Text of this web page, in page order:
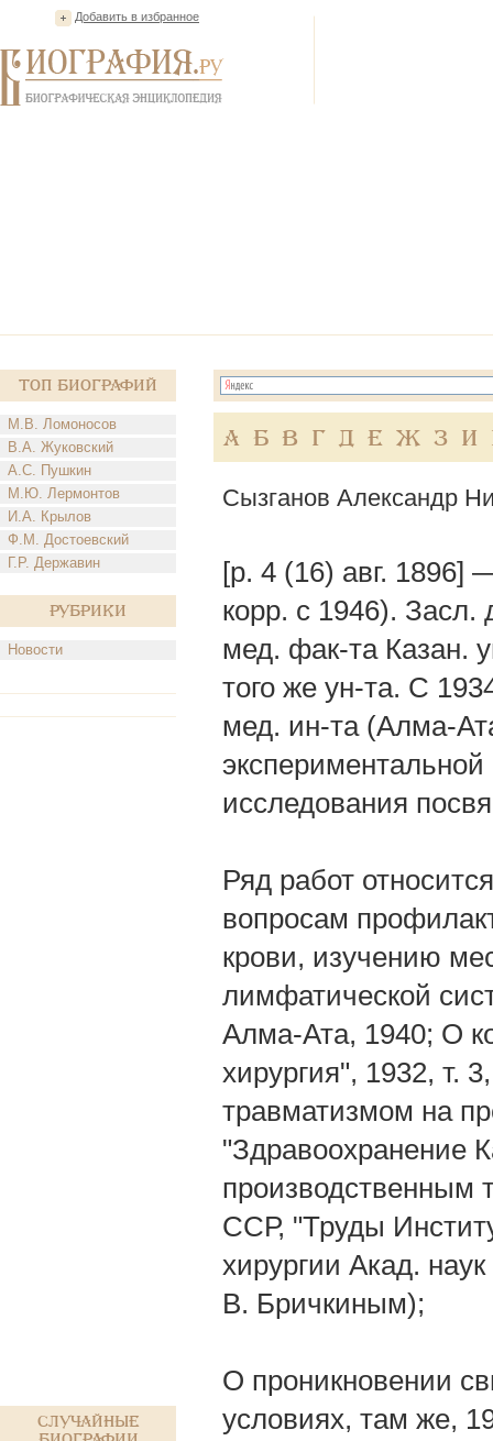
Добавить в избранное
Топ Биографий
М.В. Ломоносов
В.А. Жуковский
А.С. Пушкин
М.Ю. Лермонтов
И.А. Крылов
Ф.М. Достоевский
Г.Р. Державин
Рубрики
Новости
Случайные
А Б В Г Д Е Ж З И
Сызганов Александр
[р. 4 (16) авг. 1896]
корр. с 1946).
мед. фак-та Казан.
того же ун-та. С
мед. ин-та (Алма-
исследования
Ряд работ
вопросам
крови, изучению
лимфатической
Алма-Ата, 1940; О
хирургия", 1932, т.
травматизмом на
"Здравоохранение
производственным
ССР, "Труды
хирургии Акад.
В. Бричкиным);
О проникновении
условиях, там же,